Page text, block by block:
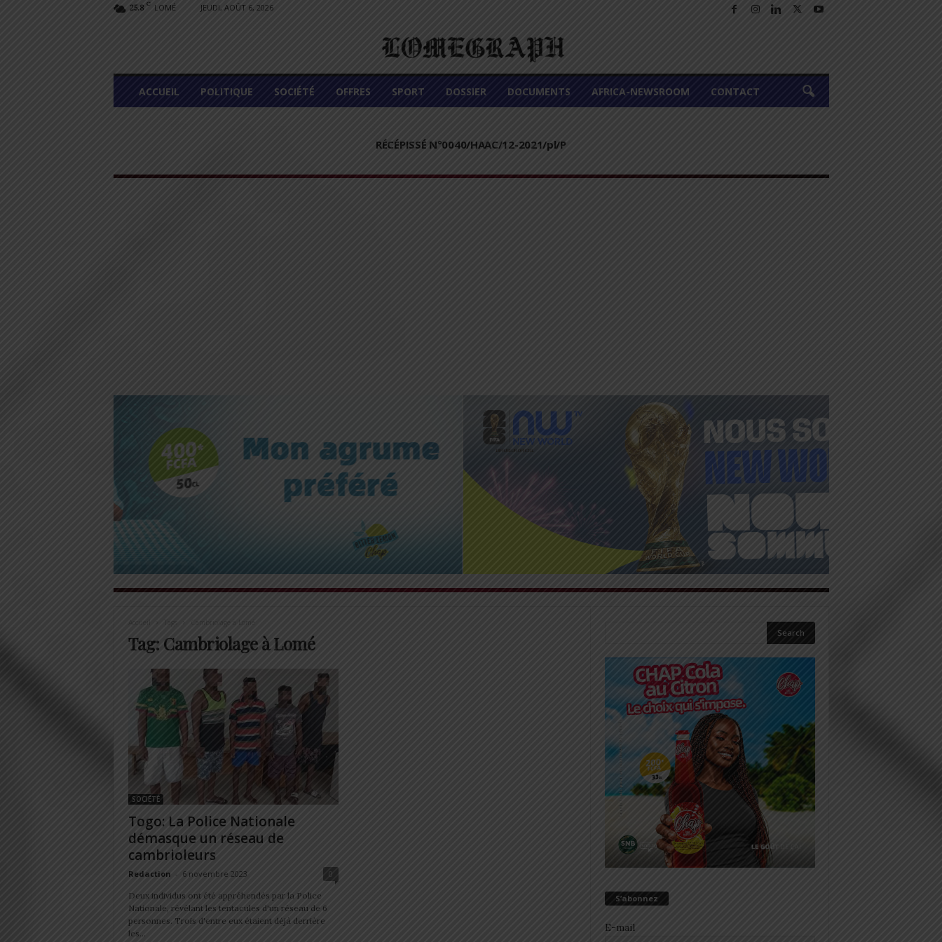
25.8 C LOMÉ JEUDI, AOÛT 6, 2026
L
M
ACCUEIL POLITIQUE SOCIÉTÉ OFFRES SPORT DOSSIER DOCUMENTS AFRICA-NEWSROOM CONTACT
RÉCÉPISSÉ N°0040/HAAC/12-2021/pl/P
Accueil Tags Cambriolage à Lomé
Tag: Cambriolage à Lomé
SOCIÉTÉ
Togo: La Police Nationale
démasque un réseau de
cambrioleurs
Redaction - 6 novembre 2023 0
Deux individus ont été appréhendés par la Police
Nationale, révélant les tentacules d'un réseau de 6
personnes. Trois d'entre eux étaient déjà derrière
les...
S’abonnez
E-mail